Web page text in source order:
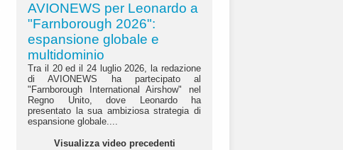
AVIONEWS per Leonardo a
"Farnborough 2026":
espansione globale e
multidominio
Tra il 20 ed il 24 luglio 2026, la redazione
di AVIONEWS ha partecipato al
"Farnborough International Airshow" nel
Regno Unito, dove Leonardo ha
presentato la sua ambiziosa strategia di
espansione globale....
Visualizza video precedenti